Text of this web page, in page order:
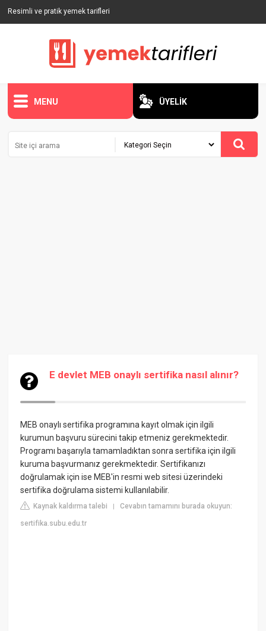
Resimli ve pratik yemek tarifleri
MENU ÜYELİK
E devlet MEB onaylı sertifika nasıl alınır?
MEB onaylı sertifika programına kayıt olmak için ilgili
kurumun başvuru sürecini takip etmeniz gerekmektedir.
Programı başarıyla tamamladıktan sonra sertifika için ilgili
kuruma başvurmanız gerekmektedir. Sertifikanızı
doğrulamak için ise MEB'in resmi web sitesi üzerindeki
sertifika doğrulama sistemi kullanılabilir.
Kaynak kaldırma talebi |Cevabın tamamını burada okuyun:
sertifika.subu.edu.tr